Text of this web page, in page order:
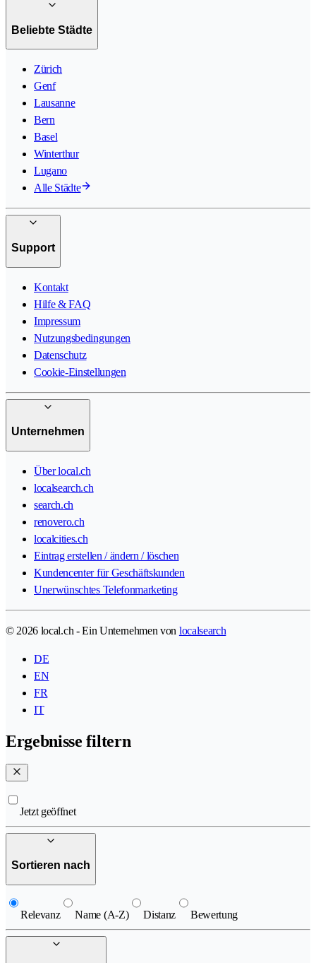
Beliebte Städte
Zürich
Genf
Lausanne
Bern
Basel
Winterthur
Lugano
Alle Städte
Support
Kontakt
Hilfe & FAQ
Impressum
Nutzungsbedingungen
Datenschutz
Cookie-Einstellungen
Unternehmen
Über local.ch
localsearch.ch
search.ch
renovero.ch
localcities.ch
Eintrag erstellen / ändern / löschen
Kundencenter für Geschäftskunden
Unerwünschtes Telefonmarketing
© 2026 local.ch - Ein Unternehmen von localsearch
DE
EN
FR
IT
Ergebnisse filtern
Jetzt geöffnet
Sortieren nach
Relevanz Name (A-Z) Distanz Bewertung